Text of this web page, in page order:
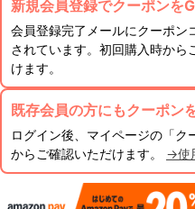
新規会員登録でクーポンを
会員登録完了メールにクーポン
されています。初回購入時から
けます。
既存会員の方にもクーポン
ログイン後、マイページの「ク
からご確認いただけます。 →使